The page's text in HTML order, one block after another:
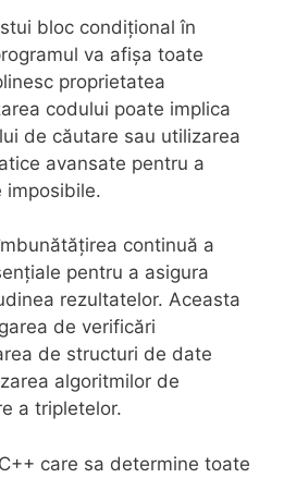
bloc condițional în
va afișa toate
proprietatea
codului poate implica
de căutare sau utilizarea
avansate pentru a
imposibile.
continuă a
pentru a asigura
rezultatelor. Aceasta
de verificări
de structuri de date
algoritmilor de
a tripletelor.
care sa determine toate